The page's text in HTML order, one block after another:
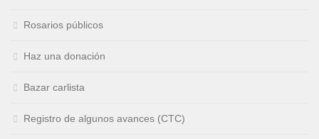
Rosarios públicos
Haz una donación
Bazar carlista
Registro de algunos avances (CTC)